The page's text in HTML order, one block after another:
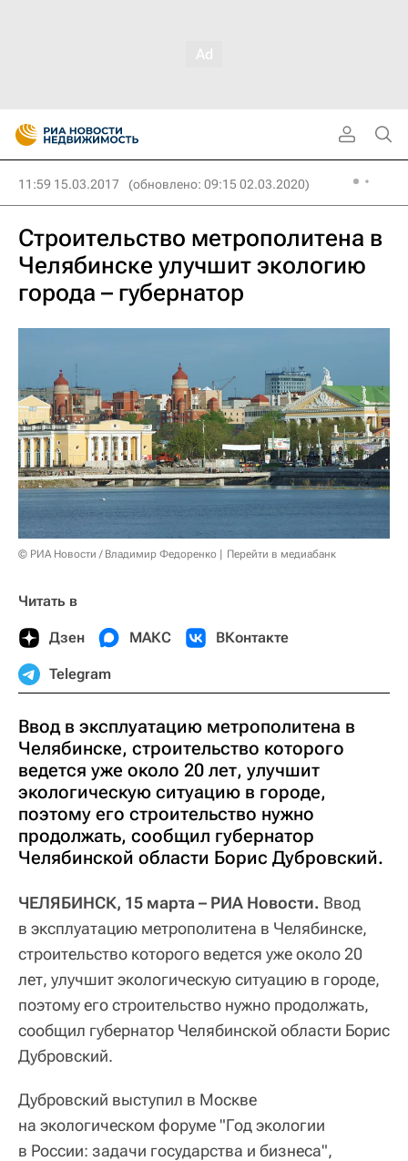
11:59 15.03.2017 (обновлено: 09:15 02.03.2020)
Строительство метрополитена в
Челябинске улучшит экологию
города – губернатор
© РИА Новости / Владимир Федоренко Перейти в медиабанк
Читать в
Дзен МАКС ВКонтакте
Telegram
Ввод в эксплуатацию метрополитена в
Челябинске, строительство которого
ведется уже около 20 лет, улучшит
экологическую ситуацию в городе,
поэтому его строительство нужно
продолжать, сообщил губернатор
Челябинской области Борис Дубровский.
ЧЕЛЯБИНСК, 15 марта – РИА Новости. Ввод
в эксплуатацию метрополитена в Челябинске,
строительство которого ведется уже около 20
лет, улучшит экологическую ситуацию в городе,
поэтому его строительство нужно продолжать,
сообщил губернатор Челябинской области Борис
Дубровский.
Дубровский выступил в Москве
на экологическом форуме "Год экологии
в России: задачи государства и бизнеса",